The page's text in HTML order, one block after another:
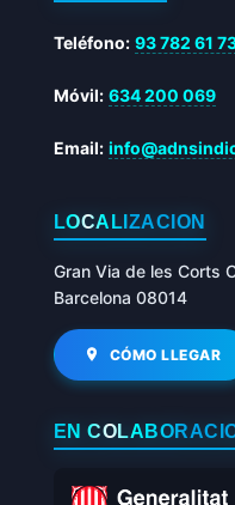
Teléfono: 93 782 61
Móvil: 634 200 069
Email:
LOCALIZACIÓN
Gran Via de les Corts
Barcelona 08014
CÓMO LLEGAR
EN